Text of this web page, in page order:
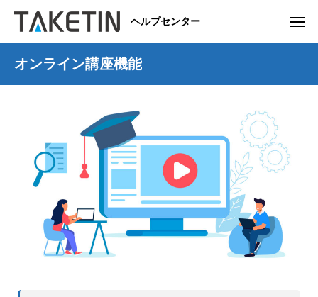
ヘルプセンター
オンライン講座機能